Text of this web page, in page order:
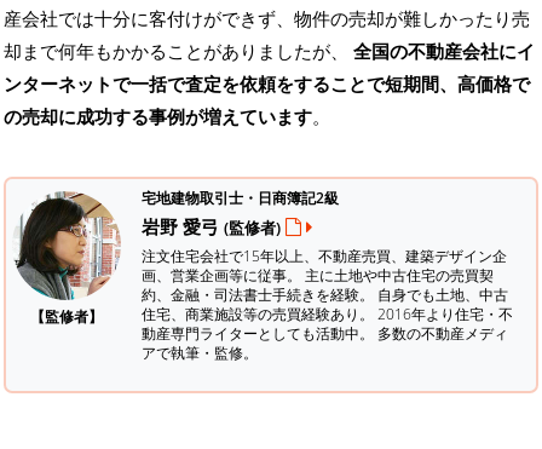
産会社では十分に客付けができず、物件の売却が難しかったり売
却まで何年もかかることがありましたが、 全国の不動産会社にイ
ンターネットで一括で査定を依頼をすることで短期間、高価格で
の売却に成功する事例が増えています。
【監修者】
宅地建物取引士・日商簿記2級
岩野 愛弓 (監修者)
注文住宅会社で15年以上、不動産売買、建築デザイン企
画、営業企画等に従事。 主に土地や中古住宅の売買契
約、金融・司法書士手続きを経験。 自身でも土地、中古
住宅、商業施設等の売買経験あり。 2016年より住宅・不
動産専門ライターとしても活動中。 多数の不動産メディ
アで執筆・監修。